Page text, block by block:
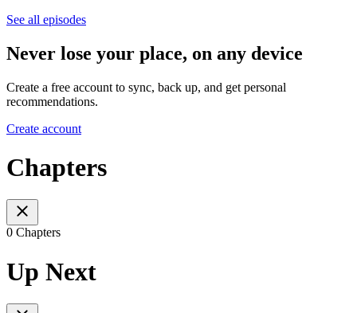
See all episodes
Never lose your place, on any device
Create a free account to sync, back up, and get personal
recommendations.
Create account
Chapters
0 Chapters
Up Next